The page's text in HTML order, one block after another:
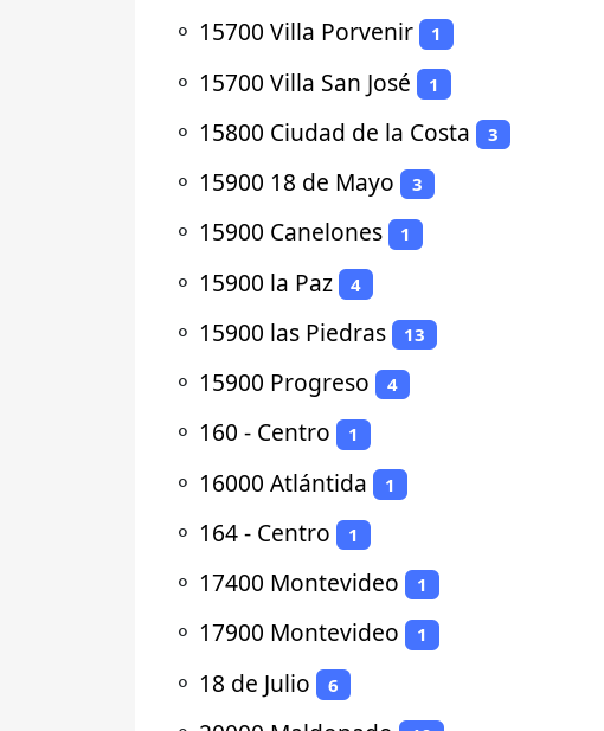
⚬ 15700 Villa Porvenir 1
⚬ 15700 Villa San José 1
⚬ 15800 Ciudad de la Costa 3
⚬ 15900 18 de Mayo 3
⚬ 15900 Canelones 1
⚬ 15900 la Paz 4
⚬ 15900 las Piedras 13
⚬ 15900 Progreso 4
⚬ 160 - Centro 1
⚬ 16000 Atlántida 1
⚬ 164 - Centro 1
⚬ 17400 Montevideo 1
⚬ 17900 Montevideo 1
⚬ 18 de Julio 6